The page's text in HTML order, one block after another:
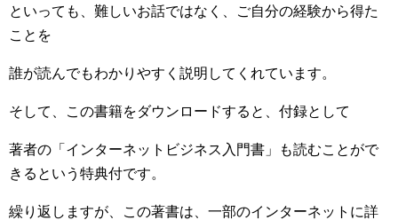
といっても、難しいお話ではなく、ご自分の経験から得た
ことを
誰が読んでもわかりやすく説明してくれています。
そして、この書籍をダウンロードすると、付録として
著者の「インターネットビジネス入門書」も読むことがで
きるという特典付です。
繰り返しますが、この著書は、一部のインターネットに詳